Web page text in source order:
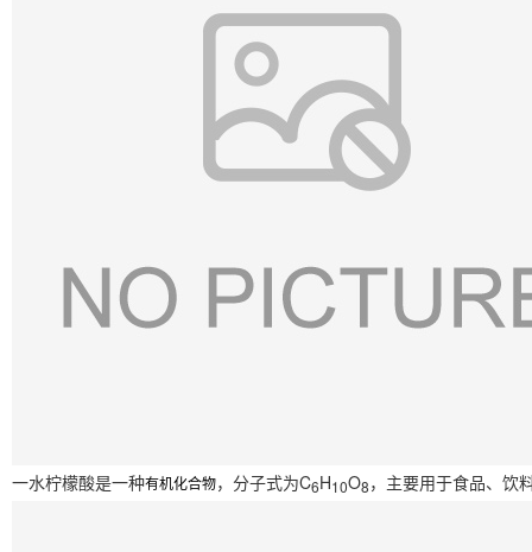
一水柠檬酸是一种有机化合物，分子式为C6H10O8，主要用于食品、饮